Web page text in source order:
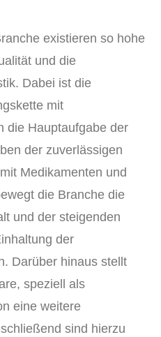
existieren so hohe
und die
Dabei ist die
mit
die Hauptaufgabe der
der zuverlässigen
Medikamenten und
die Branche die
und der steigenden
der
Darüber hinaus stellt
speziell als
eine weitere
sind hierzu